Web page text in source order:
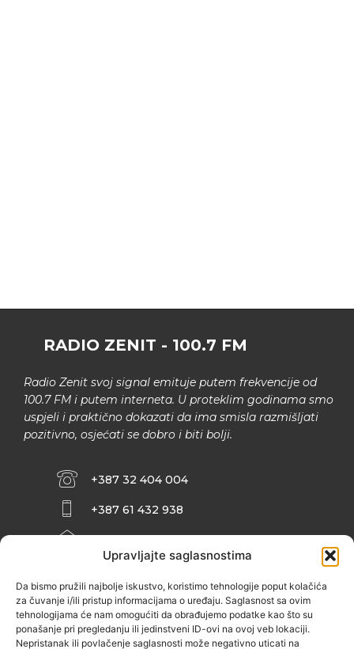
Upravljajte saglasnostima
Da bismo pružili najbolje iskustvo, koristimo tehnologije poput kolačića
za čuvanje i/ili pristup informacijama o uređaju. Saglasnost sa ovim
tehnologijama će nam omogućiti da obrađujemo podatke kao što su
ponašanje pri pregledanju ili jedinstveni ID-ovi na ovoj veb lokaciji.
Nepristanak ili povlačenje saglasnosti može negativno uticati na
RADIO ZENIT - 100.7 FM
Radio Zenit svoj signal emituje putem frekvencije od
100.7 FM i putem interneta. U proteklim godinama smo
uspjeli i praktično dokazati da ima smisla razmišljati
pozitivno, osjećati se dobro i biti bolji.
+387 32 404 004
+387 61 432 938
INFO@ZENIT.BA
ZENIČANKA, 3. SPRAT), 72000 ZENICA